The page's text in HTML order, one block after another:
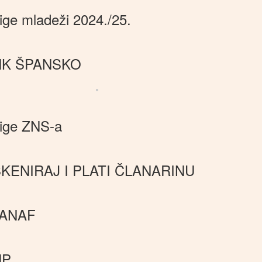
mladeži 2024./25.
ŠPANSKO
ZNS-a
I PLATI ČLANARINU